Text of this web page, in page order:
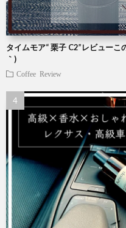
タイムモア“ 栗子 C2”レビュー
｀)
Coffee Review